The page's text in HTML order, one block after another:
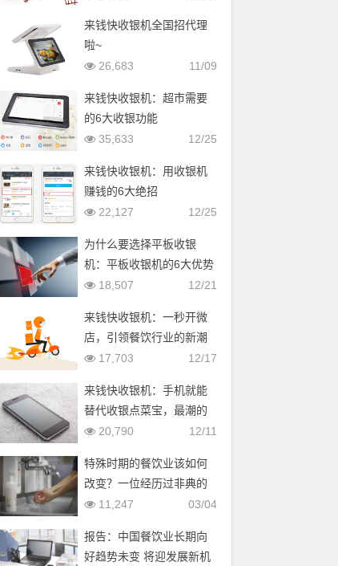
来钱快收银机全国招代理
啦~
11/09
26,683
来钱快收银机：超市需要
的6大收银功能
12/25
35,633
来钱快收银机：用收银机
赚钱的6大绝招
12/25
22,127
为什么要选择平板收银
机：平板收银机的6大优势
12/21
18,507
来钱快收银机：一秒开微
店，引领餐饮行业的新潮
流
12/17
17,703
来钱快收银机：手机就能
替代收银点菜宝，最潮的
老板会省钱
12/11
20,790
特殊时期的餐饮业该如何
改变？一位经历过非典的
海归餐饮人拿出自己的经
03/04
11,247
报告：中国餐饮业长期向
好趋势未变 将迎发展新机